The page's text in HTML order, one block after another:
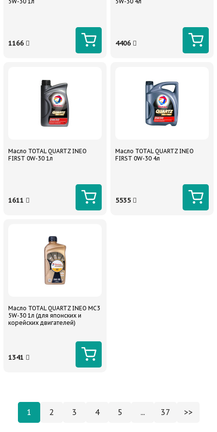
1166 4406
Масло TOTAL QUARTZ INEO
FIRST 0W-30 1л
1611
Масло TOTAL QUARTZ INEO
FIRST 0W-30 4л
5535
Масло TOTAL QUARTZ INEO MC3
5W-30 1л (для японских и
корейских двигателей)
1341
1 2 3 4 5 ... 37 >>